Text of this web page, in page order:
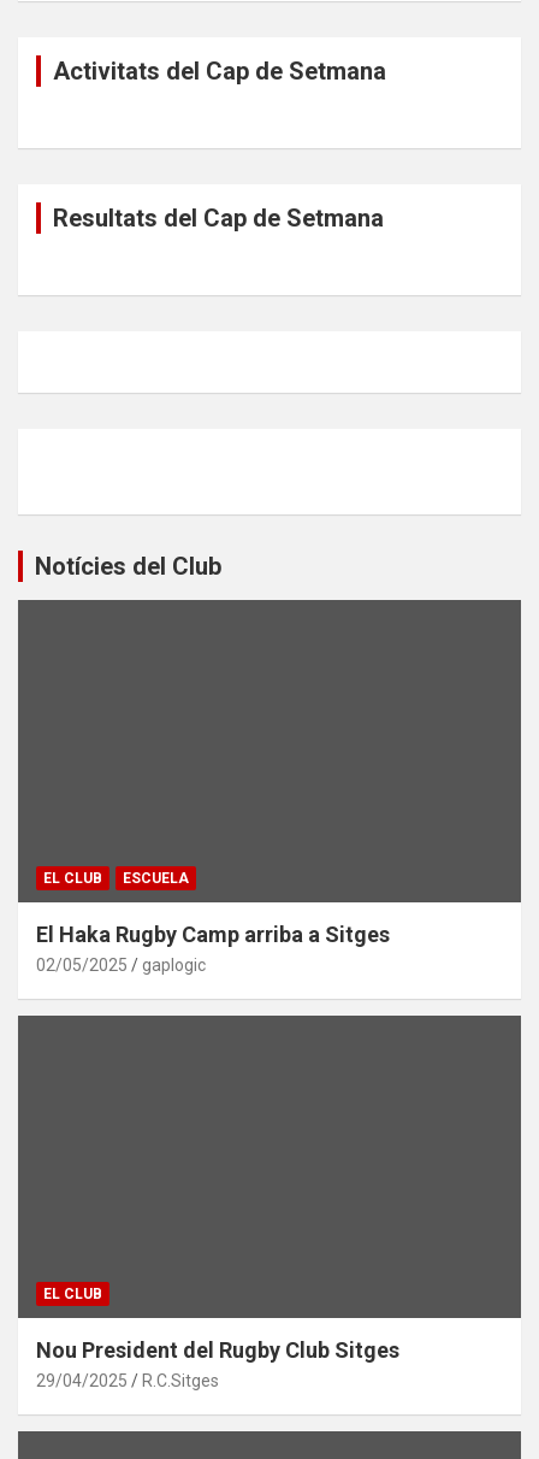
Activitats del Cap de Setmana
Resultats del Cap de Setmana
Notícies del Club
EL CLUB ESCUELA
El Haka Rugby Camp arriba a Sitges
02/05/2025 gaplogic
EL CLUB
Nou President del Rugby Club Sitges
29/04/2025 R.C.Sitges